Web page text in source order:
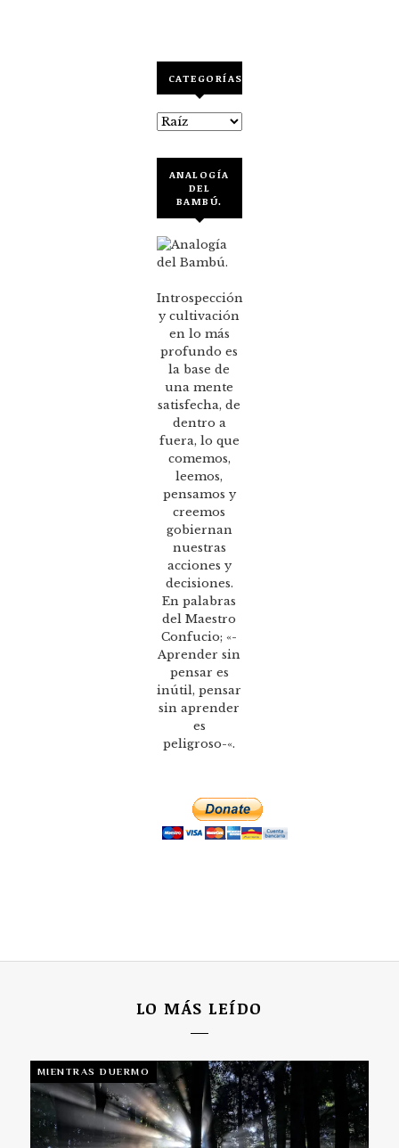
CATEGORÍAS
Categorías
ANALOGÍA
DEL
BAMBÚ.
Introspección
y cultivación
en lo más
profundo es
la base de
una mente
satisfecha, de
dentro a
fuera, lo que
comemos,
leemos,
pensamos y
creemos
gobiernan
nuestras
acciones y
decisiones.
En palabras
del Maestro
Confucio; «-
Aprender sin
pensar es
inútil, pensar
sin aprender
es
peligroso-«.
LO MÁS LEÍDO
MIENTRAS DUERMO